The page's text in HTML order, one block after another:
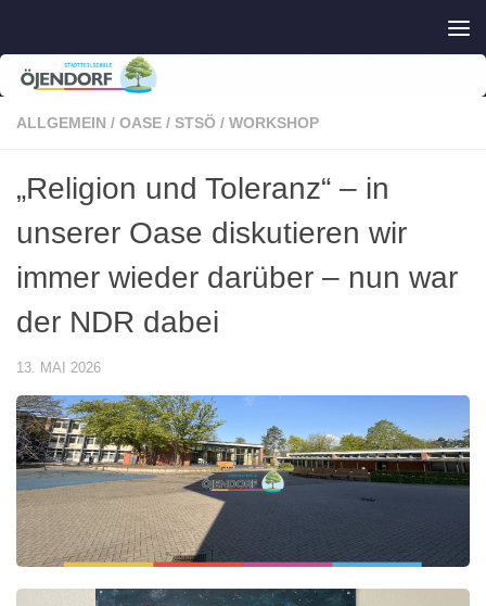
ALLGEMEIN / OASE / STSÖ / WORKSHOP
„Religion und Toleranz“ – in
unserer Oase diskutieren wir
immer wieder darüber – nun war
der NDR dabei
13. MAI 2026